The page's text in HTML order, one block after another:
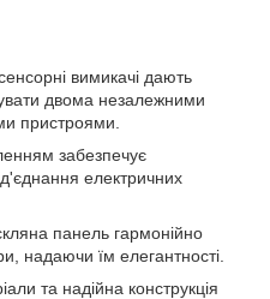
вимикачі дають
двома незалежними
пристроями.
забезпечує
електричних
панель гармонійно
надаючи їм елегантності.
та надійна конструкція